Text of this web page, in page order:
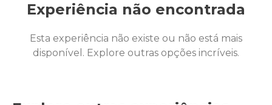
Experiência não encontrada
Esta experiência não existe ou não está mais
disponível. Explore outras opções incríveis.